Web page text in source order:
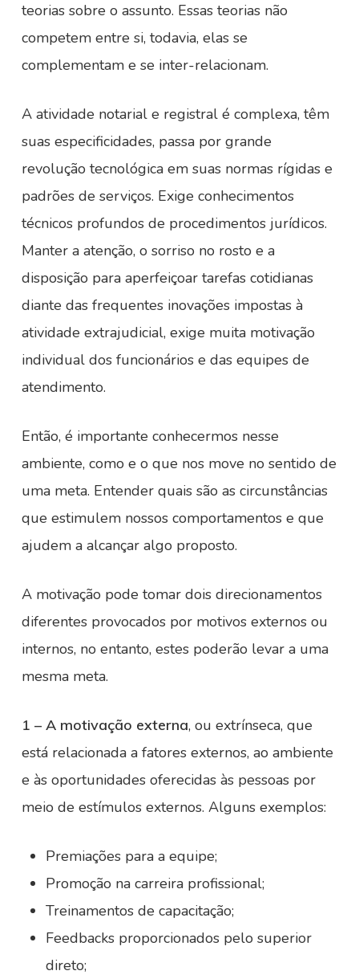
teorias sobre o assunto. Essas teorias não
competem entre si, todavia, elas se
complementam e se inter-relacionam.
A atividade notarial e registral é complexa, têm
suas especificidades, passa por grande
revolução tecnológica em suas normas rígidas e
padrões de serviços. Exige conhecimentos
técnicos profundos de procedimentos jurídicos.
Manter a atenção, o sorriso no rosto e a
disposição para aperfeiçoar tarefas cotidianas
diante das frequentes inovações impostas à
atividade extrajudicial, exige muita motivação
individual dos funcionários e das equipes de
atendimento.
Então, é importante conhecermos nesse
ambiente, como e o que nos move no sentido de
uma meta. Entender quais são as circunstâncias
que estimulem nossos comportamentos e que
ajudem a alcançar algo proposto.
A motivação pode tomar dois direcionamentos
diferentes provocados por motivos externos ou
internos, no entanto, estes poderão levar a uma
mesma meta.
1 – A motivação externa, ou extrínseca, que
está relacionada a fatores externos, ao ambiente
e às oportunidades oferecidas às pessoas por
meio de estímulos externos. Alguns exemplos:
Premiações para a equipe;
Promoção na carreira profissional;
Treinamentos de capacitação;
Feedbacks proporcionados pelo superior
direto;